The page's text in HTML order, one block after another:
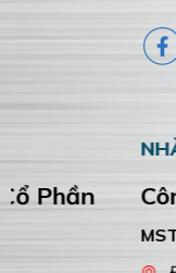
NHÀ MÁY SẢN
Công ty Cổ
3502453390